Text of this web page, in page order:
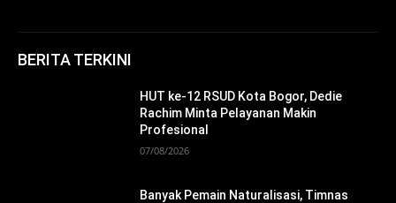
BERITA TERKINI
HUT ke-12 RSUD Kota Bogor, Dedie
Rachim Minta Pelayanan Makin
Profesional
07/08/2026
Banyak Pemain Naturalisasi, Timnas